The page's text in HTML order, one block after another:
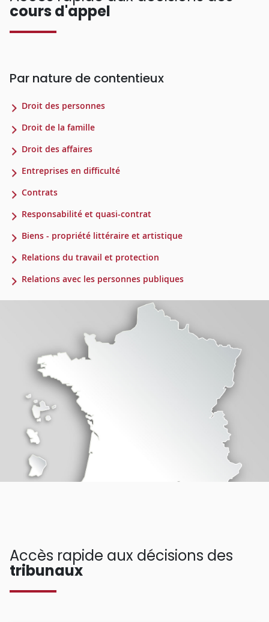
cours d'appel
Par nature de contentieux
Droit des personnes
Droit de la famille
Droit des affaires
Entreprises en difficulté
Contrats
Responsabilité et quasi-contrat
Biens - propriété littéraire et artistique
Relations du travail et protection
Relations avec les personnes publiques
Accès rapide aux décisions des
tribunaux